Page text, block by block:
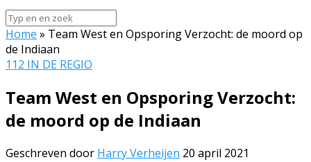
Home » Team West en Opsporing Verzocht: de moord op
de Indiaan
112 IN DE REGIO
Team West en Opsporing Verzocht:
de moord op de Indiaan
Geschreven door Harry Verheijen 20 april 2021